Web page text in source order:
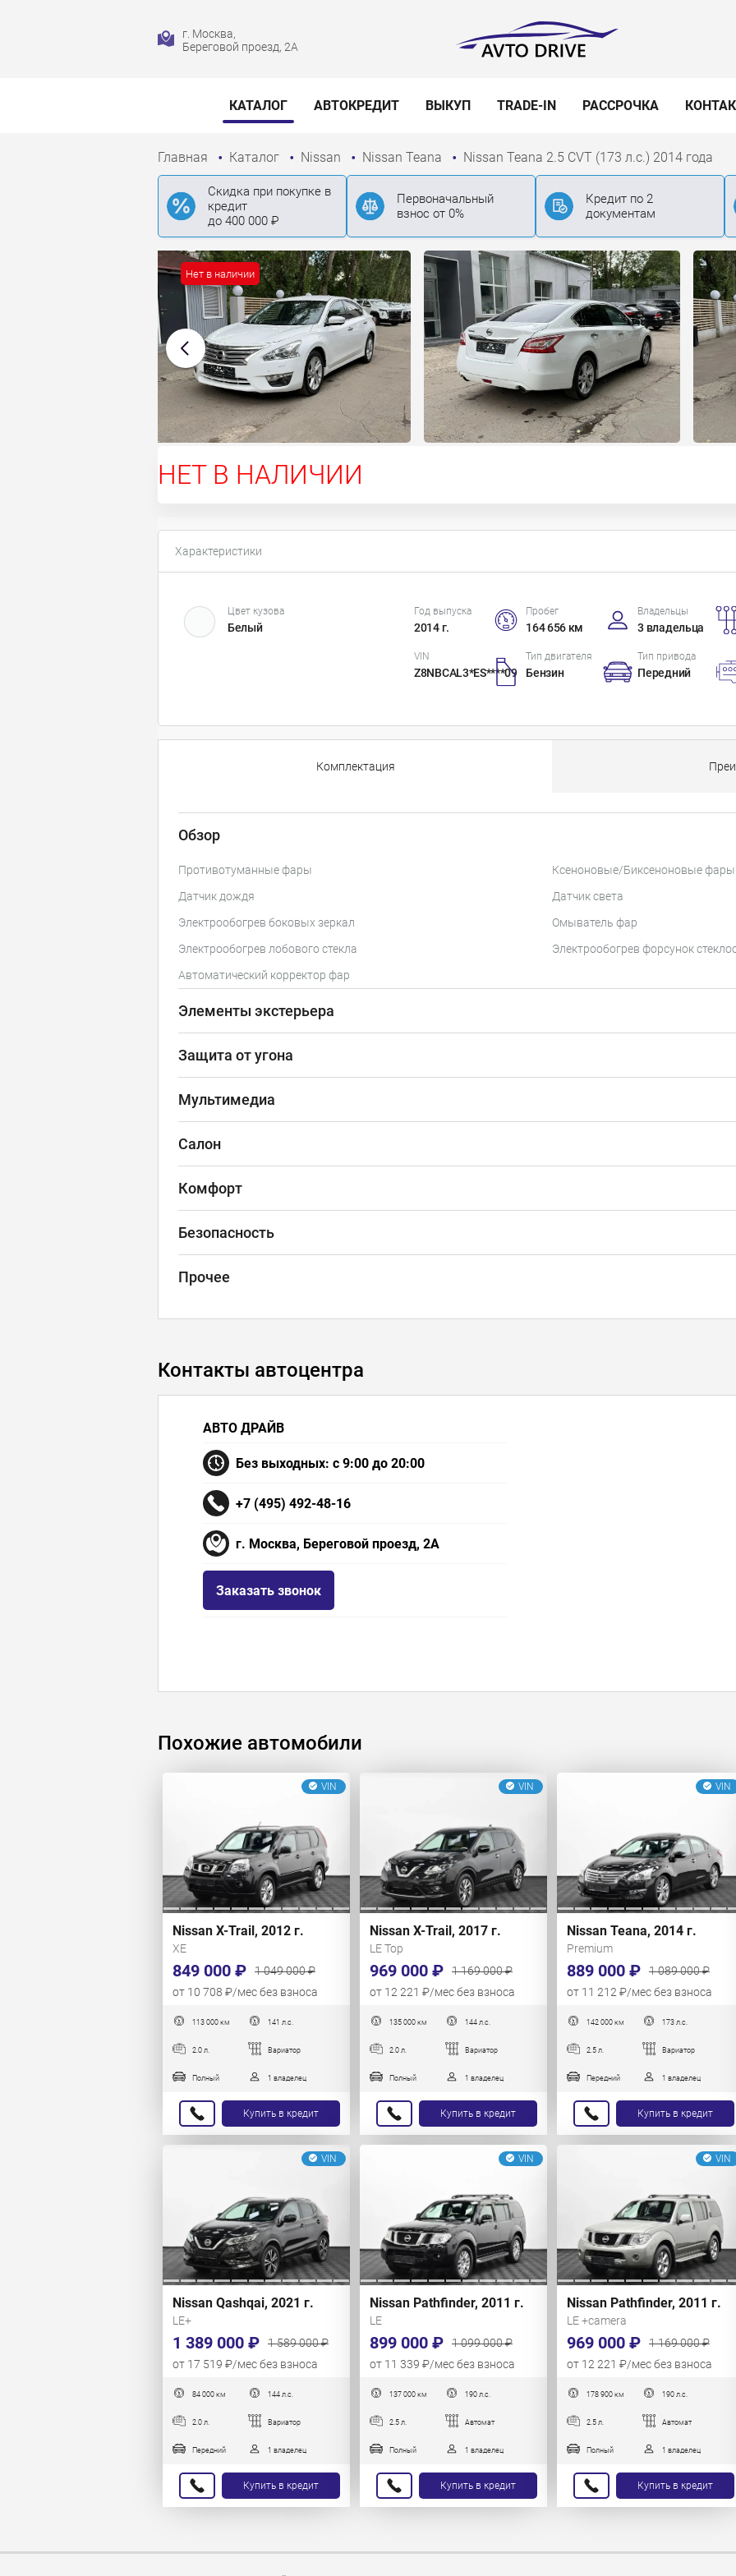
г. Москва,
Береговой проезд, 2А
КАТАЛОГ АВТОКРЕДИТ ВЫКУП TRADE-IN РАССРОЧКА
Главная Каталог Nissan Nissan Teana Nissan Teana 2.5 CVT (173 л.с.) 2014 года
Скидка при покупке в
кредит
до 400 000 ₽
Первоначальный
взнос от 0%
Кредит по 2
документам
НЕТ В НАЛИЧИИ
Нет в наличии
Характеристики
Цвет кузова
Белый
Год выпуска
2014 г.
Пробег
164 656 км
Владельцы
3 владельца
VIN
Z8NBCAL3*ES****09
Тип двигателя
Бензин
Тип привода
Передний
Комплектация
Обзор
Противотуманные фары
Ксеноновые/Биксеноновые фары
Датчик дождя
Датчик света
Электрообогрев боковых зеркал
Омыватель фар
Электрообогрев лобового стекла
Электрообогрев форсунок
Автоматический корректор фар
Элементы экстерьера
Защита от угона
Мультимедиа
Салон
Комфорт
Безопасность
Прочее
Контакты автоцентра
АВТО ДРАЙВ
Без выходных: с 9:00 до 20:00
+7 (495) 492-48-16
г. Москва, Береговой проезд, 2А
Заказать звонок
Похожие автомобили
VIN
Nissan X-Trail, 2012 г.
XE
849 000 ₽
1 049 000 ₽
от 10 708 ₽/мес без взноса
113 000 км 141 л.с.
2.0 л. Вариатор
Полный 1 владелец
Купить в кредит
VIN
Nissan X-Trail, 2017 г.
LE Top
969 000 ₽
1 169 000 ₽
от 12 221 ₽/мес без взноса
135 000 км 144 л.с.
2.0 л. Вариатор
Полный 1 владелец
Купить в кредит
VIN
Nissan Teana, 2014 г.
Premium
889 000 ₽
1 089 000 ₽
от 11 212 ₽/мес без взноса
142 000 км 173 л.с.
2.5 л. Вариатор
Передний 1 владелец
Купить в кредит
VIN
Nissan Qashqai, 2021 г.
LE+
1 389 000 ₽
1 589 000 ₽
от 17 519 ₽/мес без взноса
84 000 км 144 л.с.
2.0 л. Вариатор
Передний 1 владелец
Купить в кредит
VIN
Nissan Pathfinder, 2011 г.
LE
899 000 ₽
1 099 000 ₽
от 11 339 ₽/мес без взноса
137 000 км 190 л.с.
2.5 л. Автомат
Полный 1 владелец
Купить в кредит
VIN
Nissan Pathfinder, 2011 г.
LE +camera
969 000 ₽
1 169 000 ₽
от 12 221 ₽/мес без взноса
178 900 км 190 л.с.
2.5 л. Автомат
Полный 1 владелец
Купить в кредит